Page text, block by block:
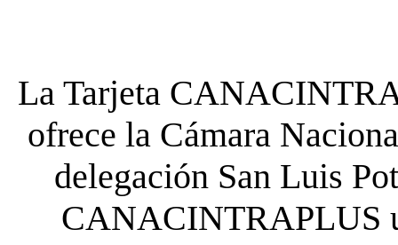
La Tarjeta
ofrece la Cámara
delegación San Luis
CANACINTRAPLUS